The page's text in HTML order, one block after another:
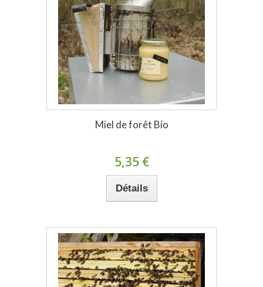
Miel de forêt Bio
5,35 €
Détails